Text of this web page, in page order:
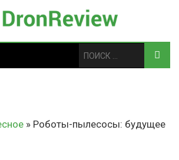
» Роботы-пылесосы: будущее